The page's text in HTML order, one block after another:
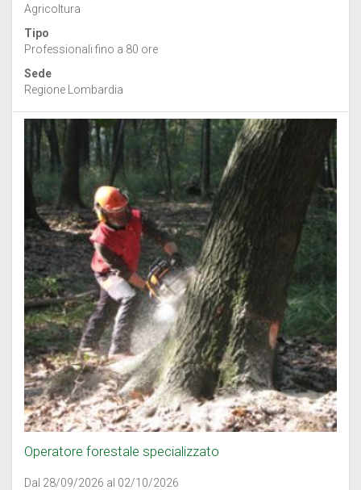
Agricoltura
Tipo
Professionali fino a 80 ore
Sede
Regione Lombardia
Operatore forestale specializzato
Dal 28/09/2026 al 02/10/2026